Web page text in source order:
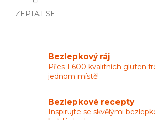
ZEPTAT SE
Bezlepkový ráj
Přes 1 600 kvalitních gluten
jednom místě!
Bezlepkové recepty
Inspirujte se skvělými